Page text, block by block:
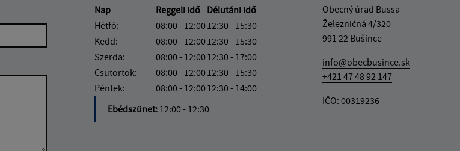
Nap Reggeli idő Délutáni idő
Hétfő:
08:00 - 12:0012:30 - 15:30
Kedd:
08:00 - 12:0012:30 - 15:30
Szerda:
08:00 - 12:0012:30 - 17:00
Csütörtök:
08:00 - 12:0012:30 - 15:30
Péntek:
08:00 - 12:0012:30 - 14:00
Ebédszünet: 12:00 - 12:30
Obecný úrad Bussa
Železničná 4/320
991 22 Bušince
info@obecbusince.sk
+421 47 48 92 147
IČO: 00319236